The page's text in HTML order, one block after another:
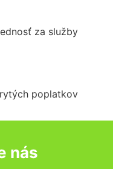
za služby
poplatkov
nás